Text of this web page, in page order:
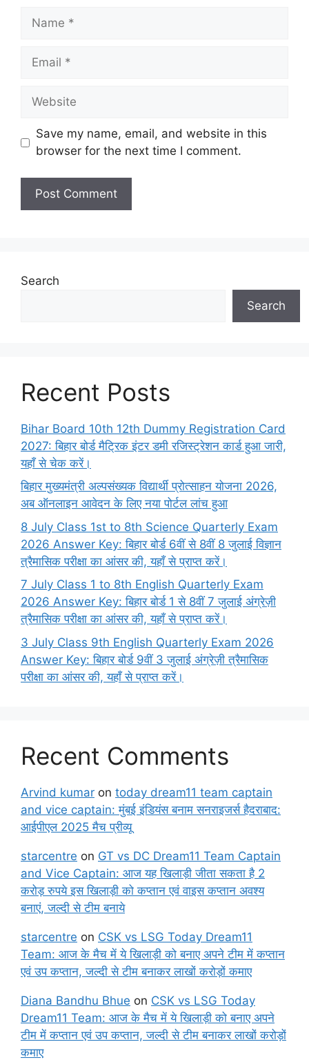
Name
Email
Website
Save my name, email, and website in this
browser for the next time I comment.
Search
Search
Recent Posts
Bihar Board 10th 12th Dummy Registration Card
2027: बिहार बोर्ड मैट्रिक इंटर डमी रजिस्ट्रेशन कार्ड हुआ जारी,
यहाँ से चेक करें।
बिहार मुख्यमंत्री अल्पसंख्यक विद्यार्थी प्रोत्साहन योजना 2026,
अब ऑनलाइन आवेदन के लिए नया पोर्टल लांच हुआ
8 July Class 1st to 8th Science Quarterly Exam
2026 Answer Key: बिहार बोर्ड 6वीं से 8वीं 8 जुलाई विज्ञान
त्रैमासिक परीक्षा का आंसर की, यहाँ से प्राप्त करें।
7 July Class 1 to 8th English Quarterly Exam
2026 Answer Key: बिहार बोर्ड 1 से 8वीं 7 जुलाई अंग्रेज़ी
त्रैमासिक परीक्षा का आंसर की, यहाँ से प्राप्त करें।
3 July Class 9th English Quarterly Exam 2026
Answer Key: बिहार बोर्ड 9वीं 3 जुलाई अंग्रेज़ी त्रैमासिक
परीक्षा का आंसर की, यहाँ से प्राप्त करें।
Recent Comments
Arvind kumar on today dream11 team captain
and vice captain: मुंबई इंडियंस बनाम सनराइजर्स हैदराबाद:
आईपीएल 2025 मैच प्रीव्यू
starcentre on GT vs DC Dream11 Team Captain
and Vice Captain: आज यह खिलाड़ी जीता सकता है 2
करोड़ रुपये इस खिलाड़ी को कप्तान एवं वाइस कप्तान अवश्य
बनाएं, जल्दी से टीम बनाये
starcentre on CSK vs LSG Today Dream11
Team: आज के मैच में ये खिलाड़ी को बनाए अपने टीम में कप्तान
एवं उप कप्तान, जल्दी से टीम बनाकर लाखों करोड़ों कमाए
Diana Bandhu Bhue on CSK vs LSG Today
Dream11 Team: आज के मैच में ये खिलाड़ी को बनाए अपने
टीम में कप्तान एवं उप कप्तान, जल्दी से टीम बनाकर लाखों करोड़ों
कमाए